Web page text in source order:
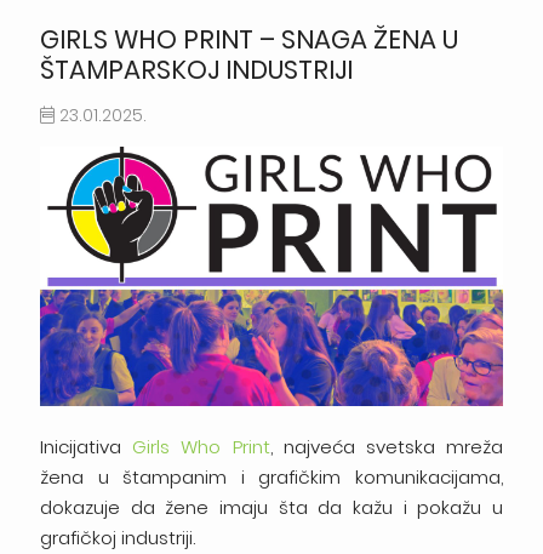
GIRLS WHO PRINT – SNAGA ŽENA U
ŠTAMPARSKOJ INDUSTRIJI
23.01.2025.
Inicijativa Girls Who Print, najveća svetska mreža
žena u štampanim i grafičkim komunikacijama,
dokazuje da žene imaju šta da kažu i pokažu u
grafičkoj industriji.